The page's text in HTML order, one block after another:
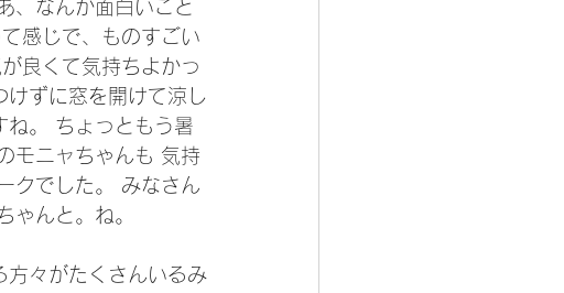
、なんか面白いこと
感じで、ものすごい
良くて気持ちよかっ
ずに窓を開けて涼し
ね。 ちょっともう暑
モニャちゃんも 気持
クでした。 みなさん
ゃんと。ね。
方々がたくさんいるみ